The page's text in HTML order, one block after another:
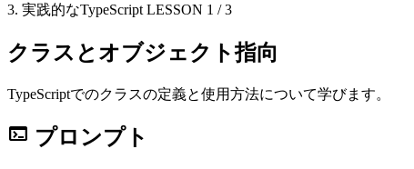
3. 実践的なTypeScript LESSON 1 / 3
クラスとオブジェクト指向
TypeScriptでのクラスの定義と使用方法について学びます。
terminal プロンプト